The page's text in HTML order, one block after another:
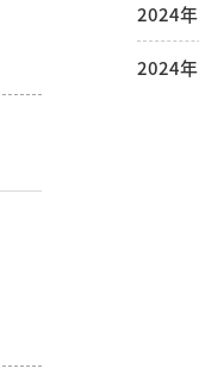
2024
2024